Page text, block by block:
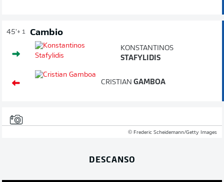
45'+ 1 Cambio
KONSTANTINOS
STAFYLIDIS
CRISTIAN GAMBOA
© Frederic Scheidemann/Getty Images
DESCANSO